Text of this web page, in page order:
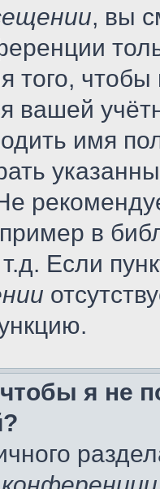
, вы
того, чтобы
вашей
имя
в
Если
я не